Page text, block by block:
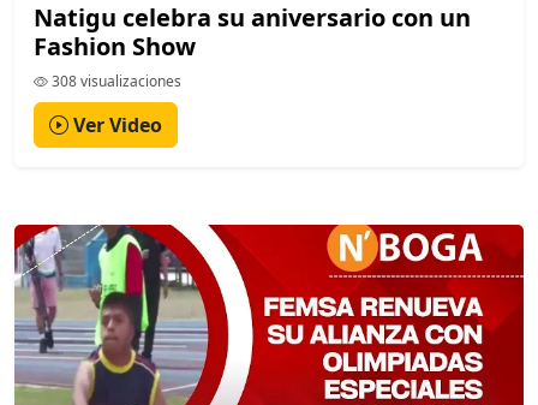
Natigu celebra su aniversario con un
Fashion Show
308 visualizaciones
Ver Video